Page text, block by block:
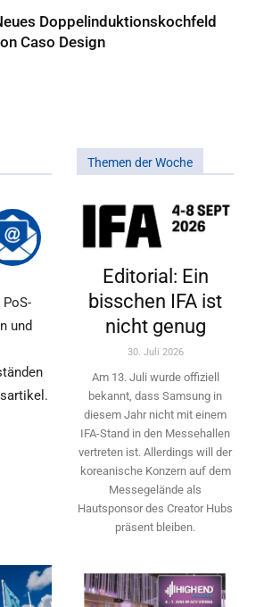
Doppelinduktionskochfeld
Caso Design
und
Themen der Woche
Editorial: Ein
bisschen IFA ist
nicht genug
30. Juli 2026
Am 13. Juli wurde offiziell
bekannt, dass Samsung in
diesem Jahr nicht mit einem
IFA-Stand in den Messehallen
vertreten ist. Allerdings will ­der
koreanische Konzern auf dem
Messegelände als
Hautsponsor des Creator Hubs
präsent bleiben.